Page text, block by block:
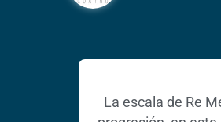
La escala de Re